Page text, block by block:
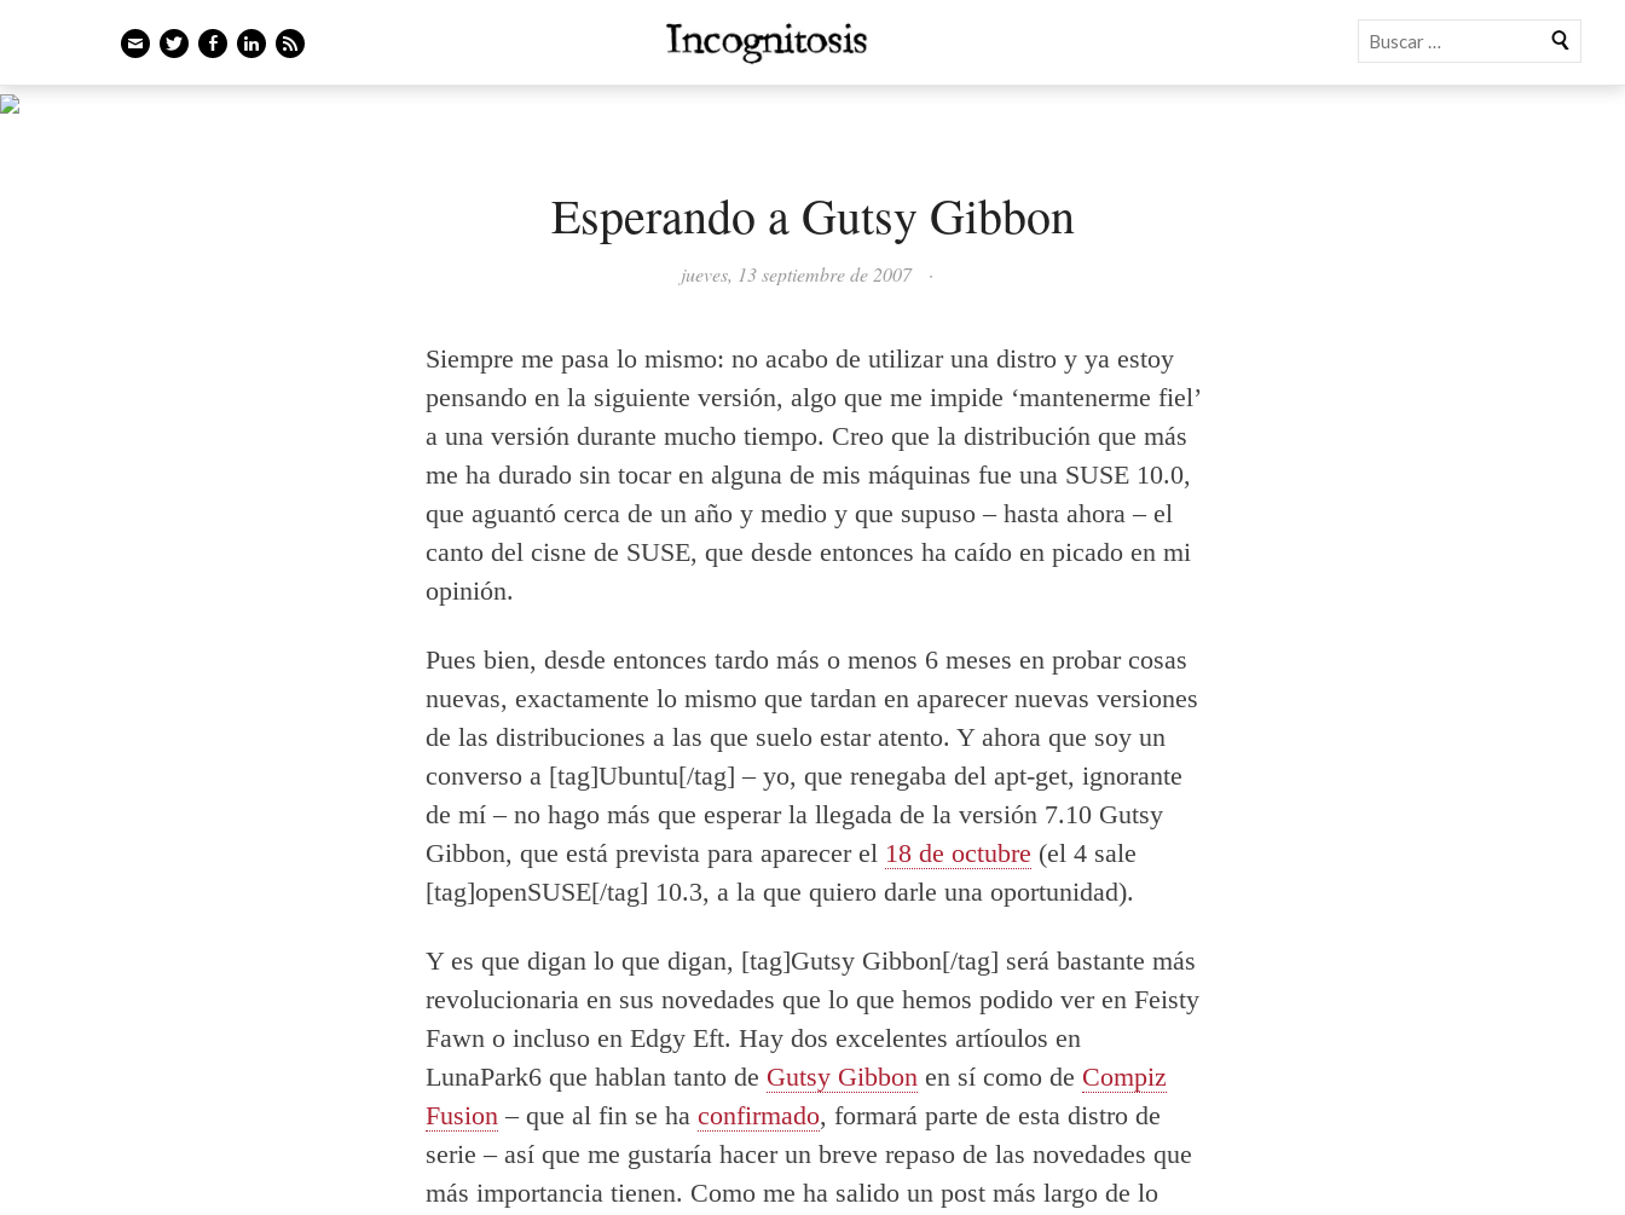
EmailTwitterFacebook
LinkedIn
Feed Buscar
Esperando a Gutsy Gibbon
jueves, 13 septiembre de 2007 ·
Siempre me pasa lo mismo: no acabo de utilizar una distro y ya estoy
pensando en la siguiente versión, algo que me impide ‘mantenerme fiel’
a una versión durante mucho tiempo. Creo que la distribución que más
me ha durado sin tocar en alguna de mis máquinas fue una SUSE 10.0,
que aguantó cerca de un año y medio y que supuso – hasta ahora – el
canto del cisne de SUSE, que desde entonces ha caído en picado en mi
opinión.
Pues bien, desde entonces tardo más o menos 6 meses en probar cosas
nuevas, exactamente lo mismo que tardan en aparecer nuevas versiones
de las distribuciones a las que suelo estar atento. Y ahora que soy un
converso a [tag]Ubuntu[/tag] – yo, que renegaba del apt-get, ignorante
de mí – no hago más que esperar la llegada de la versión 7.10 Gutsy
Gibbon, que está prevista para aparecer el 18 de octubre (el 4 sale
[tag]openSUSE[/tag] 10.3, a la que quiero darle una oportunidad).
Y es que digan lo que digan, [tag]Gutsy Gibbon[/tag] será bastante más
revolucionaria en sus novedades que lo que hemos podido ver en Feisty
Fawn o incluso en Edgy Eft. Hay dos excelentes artíoulos en
LunaPark6 que hablan tanto de Gutsy Gibbon en sí como de Compiz
Fusion – que al fin se ha confirmado, formará parte de esta distro de
serie – así que me gustaría hacer un breve repaso de las novedades que
más importancia tienen. Como me ha salido un post más largo de lo